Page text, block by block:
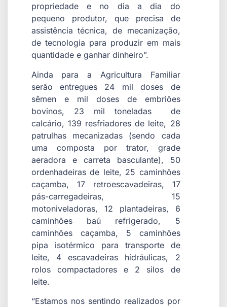
propriedade e no dia a dia do
pequeno produtor, que precisa de
assistência técnica, de mecanização,
de tecnologia para produzir em mais
quantidade e ganhar dinheiro”.
Ainda para a Agricultura Familiar
serão entregues 24 mil doses de
sêmen e mil doses de embriões
bovinos, 23 mil toneladas de
calcário, 139 resfriadores de leite, 28
patrulhas mecanizadas (sendo cada
uma composta por trator, grade
aeradora e carreta basculante), 50
ordenhadeiras de leite, 25 caminhões
caçamba, 17 retroescavadeiras, 17
pás-carregadeiras, 15
motoniveladoras, 12 plantadeiras, 6
caminhões baú refrigerado, 5
caminhões caçamba, 5 caminhões
pipa isotérmico para transporte de
leite, 4 escavadeiras hidráulicas, 2
rolos compactadores e 2 silos de
leite.
“Estamos nos sentindo realizados por